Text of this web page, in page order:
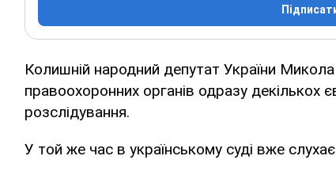
Колишній народний депутат України
правоохоронних органів одразу декількох
розслідування.
У той же час в українському суді вже